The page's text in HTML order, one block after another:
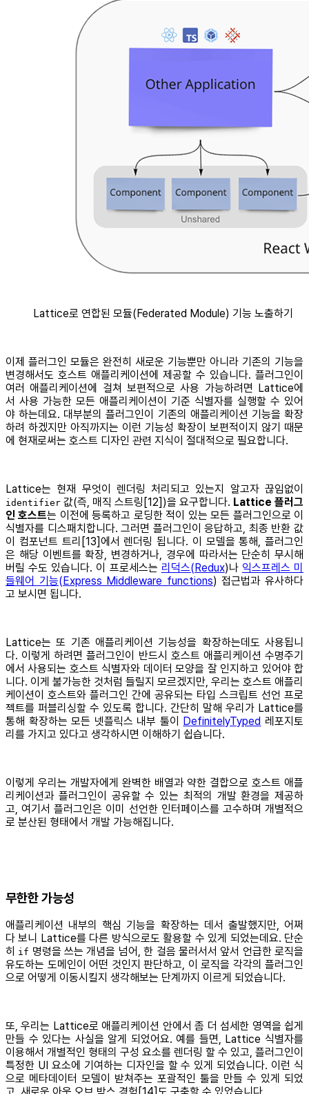
Lattice로 연합된 모듈(Federated Module) 기능 노출하기
이제 플러그인 모듈은 완전히 새로운 기능뿐만 아니라 기존의 기능을
변경해서도 호스트 애플리케이션에 제공할 수 있습니다. 플러그인이
여러 애플리케이션에 걸쳐 보편적으로 사용 가능하려면 Lattice에
서 사용 가능한 모든 애플리케이션이 기준 식별자를 실행할 수 있어
야 하는데요. 대부분의 플러그인이 기존의 애플리케이션 기능을 확장
하려 하겠지만 아직까지는 이런 기능성 확장이 보편적이지 않기 때문
에 현재로써는 호스트 디자인 관련 지식이 절대적으로 필요합니다.
Lattice는 현재 무엇이 렌더링 처리되고 있는지 알고자 끊임없이
identifier 값(즉, 매직 스트링[12])을 요구합니다. Lattice 플러그
인 호스트는 이전에 등록하고 로딩한 적이 있는 모든 플러그인으로 이
식별자를 디스패치합니다. 그러면 플러그인이 응답하고, 최종 반환 값
이 컴포넌트 트리[13]에서 렌더링 됩니다. 이 모델을 통해, 플러그인
은 해당 이벤트를 확장, 변경하거나, 경우에 따라서는 단순히 무시해
버릴 수도 있습니다. 이 프로세스는 리덕스(Redux)나 익스프레스 미
들웨어 기능(Express Middleware functions) 접근법과 유사하다
고 보시면 됩니다.
Lattice는 또 기존 애플리케이션 기능성을 확장하는데도 사용됩니
다. 이렇게 하려면 플러그인이 반드시 호스트 애플리케이션 수명주기
에서 사용되는 호스트 식별자와 데이터 모양을 잘 인지하고 있어야 합
니다. 이게 불가능한 것처럼 들릴지 모르겠지만, 우리는 호스트 애플리
케이션이 호스트와 플러그인 간에 공유되는 타입 스크립트 선언 프로
젝트를 퍼블리싱할 수 있도록 합니다. 간단히 말해 우리가 Lattice를
통해 확장하는 모든 넷플릭스 내부 툴이 DefinitelyTyped 레포지토
리를 가지고 있다고 생각하시면 이해하기 쉽습니다.
이렇게 우리는 개발자에게 완벽한 배열과 약한 결합으로 호스트 애플
리케이션과 플러그인이 공유할 수 있는 최적의 개발 환경을 제공하
고, 여기서 플러그인은 이미 선언한 인터페이스를 고수하며 개별적으
로 분산된 형태에서 개발 가능해집니다.
무한한 가능성
애플리케이션 내부의 핵심 기능을 확장하는 데서 출발했지만, 어쩌
다 보니 Lattice를 다른 방식으로도 활용할 수 있게 되었는데요. 단순
히 if 명령을 쓰는 개념을 넘어, 한 걸음 물러서서 앞서 언급한 로직을
유도하는 도메인이 어떤 것인지 판단하고, 이 로직을 각각의 플러그인
으로 어떻게 이동시킬지 생각해보는 단계까지 이르게 되었습니다.
또, 우리는 Lattice로 애플리케이션 안에서 좀 더 섬세한 영역을 쉽게
만들 수 있다는 사실을 알게 되었어요. 예를 들면, Lattice 식별자를
이용해서 개별적인 형태의 구성 요소를 렌더링 할 수 있고, 플러그인이
특정한 UI 요소에 기여하는 디자인을 할 수 있게 되었습니다. 이런 식
으로 메타데이터 모델이 받쳐주는 포괄적인 툴을 만들 수 있게 되었